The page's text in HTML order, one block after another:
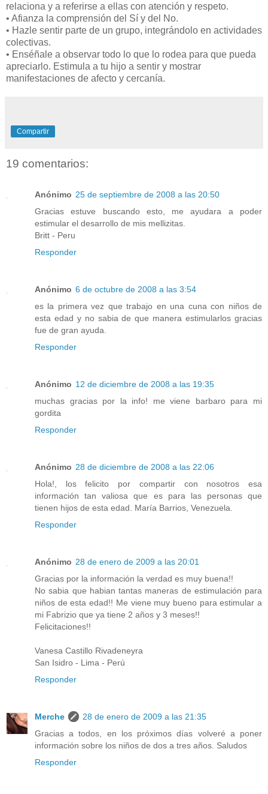
relaciona y a referirse a ellas con atención y respeto.
• Afianza la comprensión del Sí y del No.
• Hazle sentir parte de un grupo, integrándolo en actividades
colectivas.
• Enséñale a observar todo lo que lo rodea para que pueda
apreciarlo. Estimula a tu hijo a sentir y mostrar
manifestaciones de afecto y cercanía.
Compartir
19 comentarios:
Anónimo 25 de septiembre de 2008 a las 20:50
Gracias estuve buscando esto, me ayudara a poder
estimular el desarrollo de mis mellizitas.
Britt - Peru
Responder
Anónimo 6 de octubre de 2008 a las 3:54
es la primera vez que trabajo en una cuna con niños de
esta edad y no sabia de que manera estimularlos gracias
fue de gran ayuda.
Responder
Anónimo 12 de diciembre de 2008 a las 19:35
muchas gracias por la info! me viene barbaro para mi
gordita
Responder
Anónimo 28 de diciembre de 2008 a las 22:06
Hola!, los felicito por compartir con nosotros esa
información tan valiosa que es para las personas que
tienen hijos de esta edad. María Barrios, Venezuela.
Responder
Anónimo 28 de enero de 2009 a las 20:01
Gracias por la información la verdad es muy buena!!
No sabia que habian tantas maneras de estimulación para
niños de esta edad!! Me viene muy bueno para estimular a
mi Fabrizio que ya tiene 2 años y 3 meses!!
Felicitaciones!!
Vanesa Castillo Rivadeneyra
San Isidro - Lima - Perú
Responder
Merche
28 de enero de 2009 a las 21:35
Gracias a todos, en los próximos días volveré a poner
información sobre los niños de dos a tres años. Saludos
Responder